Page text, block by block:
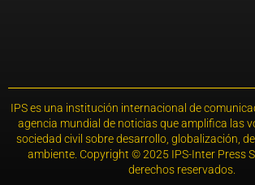
IPS es una institución internacional de
agencia mundial de noticias que amplifica las
sociedad civil sobre desarrollo, globalización,
ambiente. Copyright © 2025 IPS-Inter Press
derechos reservados.